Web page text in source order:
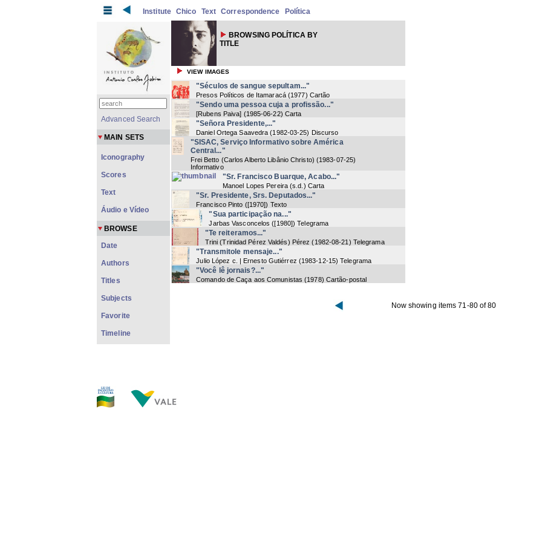
Institute Chico Text Correspondence Política
BROWSING POLÍTICA BY
TITLE
VIEW IMAGES
"Séculos de sangue sepultam..."
Presos Políticos de Itamaracá (1977) Cartão
"Sendo uma pessoa cuja a profissão..."
[Rubens Paiva] (1985-06-22) Carta
"Señora Presidente,..."
Daniel Ortega Saavedra (1982-03-25) Discurso
"SISAC, Serviço Informativo sobre América
Central..."
Frei Betto (Carlos Alberto Libânio Christo) (1983-07-25)
Informativo
"Sr. Francisco Buarque, Acabo..."
Manoel Lopes Pereira (s.d. ) Carta
"Sr. Presidente, Srs. Deputados..."
Francisco Pinto ([1970]) Texto
"Sua participação na..."
Jarbas Vasconcelos ([1980]) Telegrama
"Te reiteramos..."
Trini (Trinidad Pérez Valdés) Pérez (1982-08-21 ) Telegrama
"Transmitole mensaje..."
Julio López c. | Ernesto Gutiérrez (1983-12-15) Telegrama
"Você lê jornais?..."
Comando de Caça aos Comunistas (1978) Cartão-postal
Now showing items 71-80 of 80
Advanced Search
MAIN SETS
Iconography
Scores
Text
Áudio e Vídeo
BROWSE
Date
Authors
Titles
Subjects
Favorite
Timeline